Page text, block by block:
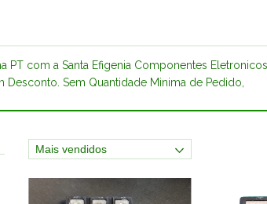
PT com a Santa Efigenia Componentes Eletronicos.
Desconto. Sem Quantidade Minima de Pedido,